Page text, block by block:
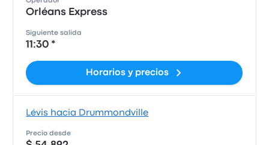
Orléans Express
Siguiente salida
11:30 *
Horarios y precios
Lévis hacia Drummondville
Precio desde